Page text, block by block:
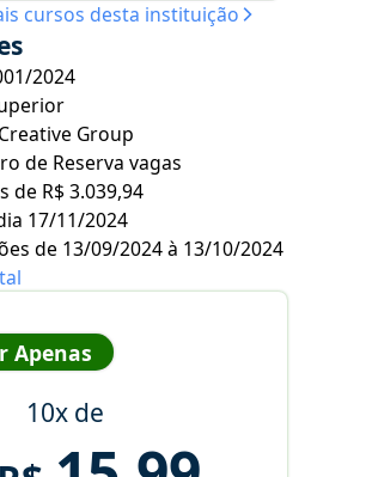
cursos desta instituição
2024
Group
de Reserva vagas
de R$ 3.039,94
17/11/2024
de 13/09/2024 à 13/10/2024
Apenas
10x de